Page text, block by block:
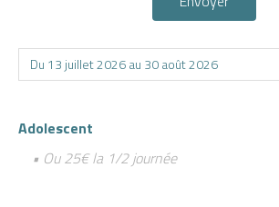
Adolescent
• Ou 25€ la 1/2 journée